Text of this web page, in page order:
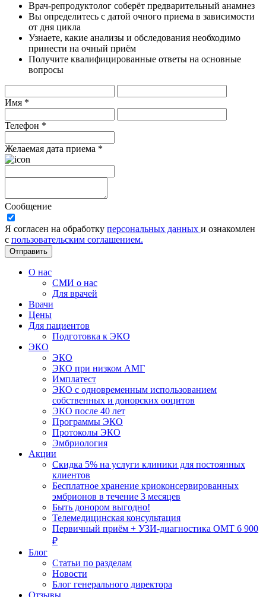
Врач-репродуктолог соберёт предварительный анамнез
Вы определитесь с датой очного приема в зависимости
от дня цикла
Узнаете, какие анализы и обследования необходимо
принести на очный приём
Получите квалифицированные ответы на основные
вопросы
Имя *
Телефон *
Желаемая дата приема *
Сообщение
Я согласен на обработку персональных данных и ознакомлен
с пользовательским соглашением.
Отправить
О нас
СМИ о нас
Для врачей
Врачи
Цены
Для пациентов
Подготовка к ЭКО
ЭКО
ЭКО
ЭКО при низком АМГ
Имплатест
ЭКО с одновременным использованием
собственных и донорских ооцитов
ЭКО после 40 лет
Программы ЭКО
Протоколы ЭКО
Эмбриология
Акции
Скидка 5% на услуги клиники для постоянных
клиентов
Бесплатное хранение криоконсервированных
эмбрионов в течение 3 месяцев
Быть донором выгодно!
Телемедицинская консультация
Первичный приём + УЗИ-диагностика ОМТ 6 900
₽
Блог
Статьи по разделам
Новости
Блог генерального директора